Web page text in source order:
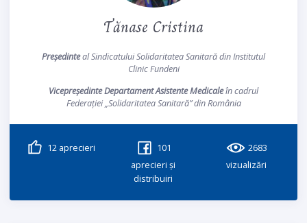
Tănase Cristina
Președinteal Sindicatului Solidaritatea Sanitară din Institutul
Clinic Fundeni
Vicepreședinte Departament Asistente Medicaleîn cadrul
Federației „Solidaritatea Sanitară” din România
12aprecieri
101
aprecieri și
distribuiri
2683
vizualizări